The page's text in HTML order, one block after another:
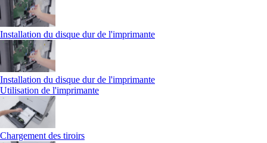
Installation du disque dur de l'imprimante
Installation du disque dur de l'imprimante
Utilisation de l'imprimante
Chargement des tiroirs